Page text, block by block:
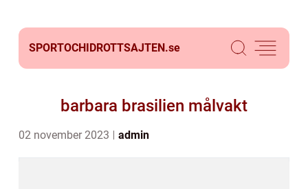
SPORTOCHIDROTTSAJTEN.se
barbara brasilien målvakt
02 november 2023 admin